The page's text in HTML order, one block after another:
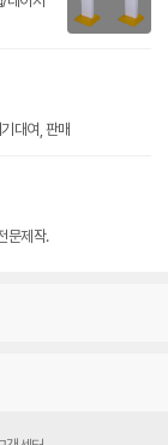
대여, 판매
문제작.